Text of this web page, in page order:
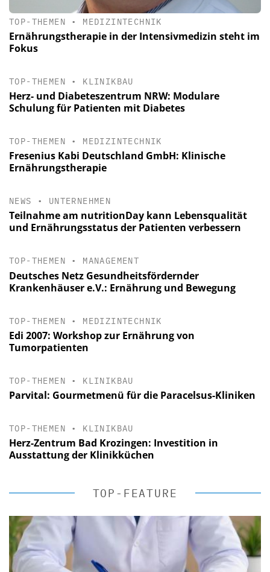
TOP-THEMEN • MEDIZINTECHNIK
Ernährungstherapie in der Intensivmedizin steht im
Fokus
TOP-THEMEN • KLINIKBAU
Herz- und Diabeteszentrum NRW: Modulare
Schulung für Patienten mit Diabetes
TOP-THEMEN • MEDIZINTECHNIK
Fresenius Kabi Deutschland GmbH: Klinische
Ernährungstherapie
NEWS • UNTERNEHMEN
Teilnahme am nutritionDay kann Lebensqualität
und Ernährungsstatus der Patienten verbessern
TOP-THEMEN • MANAGEMENT
Deutsches Netz Gesundheitsfördernder
Krankenhäuser e.V.: Ernährung und Bewegung
TOP-THEMEN • MEDIZINTECHNIK
Edi 2007: Workshop zur Ernährung von
Tumorpatienten
TOP-THEMEN • KLINIKBAU
Parvital: Gourmetmenü für die Paracelsus-Kliniken
TOP-THEMEN • KLINIKBAU
Herz-Zentrum Bad Krozingen: Investition in
Ausstattung der Klinikküchen
TOP-FEATURE